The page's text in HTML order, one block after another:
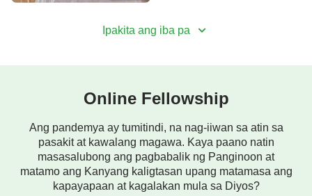
video na ito ay may mga sagot para sa iyo.
Ipakita ang iba pa
Online Fellowship
Ang pandemya ay tumitindi, na nag-iiwan sa atin sa
pasakit at kawalang magawa. Kaya paano natin
masasalubong ang pagbabalik ng Panginoon at
matamo ang Kanyang kaligtasan upang matamasa ang
kapayapaan at kagalakan mula sa Diyos?